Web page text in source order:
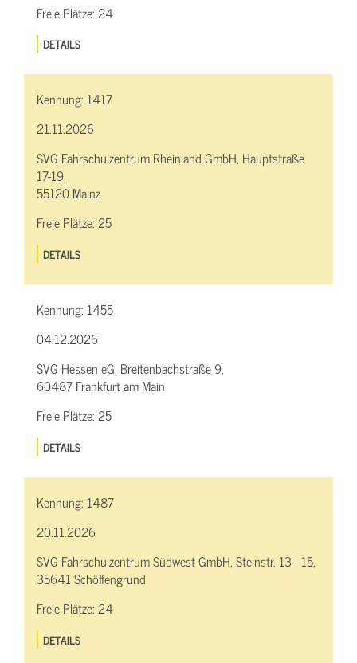
Freie Plätze:24
DETAILS
Kennung: 1417
21.11.2026
SVG Fahrschulzentrum Rheinland GmbH, Hauptstraße
17-19,
55120 Mainz
Freie Plätze:25
DETAILS
Kennung: 1455
04.12.2026
SVG Hessen eG, Breitenbachstraße 9,
60487 Frankfurt am Main
Freie Plätze:25
DETAILS
Kennung: 1487
20.11.2026
SVG Fahrschulzentrum Südwest GmbH, Steinstr. 13 - 15,
35641 Schöffengrund
Freie Plätze:24
DETAILS